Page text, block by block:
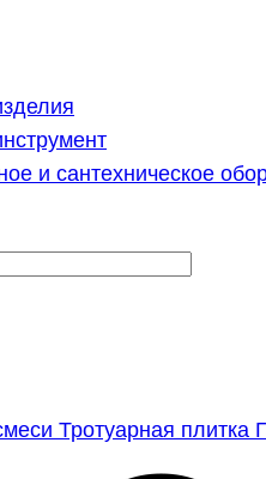
и сантехническое
Тротуарная плитка